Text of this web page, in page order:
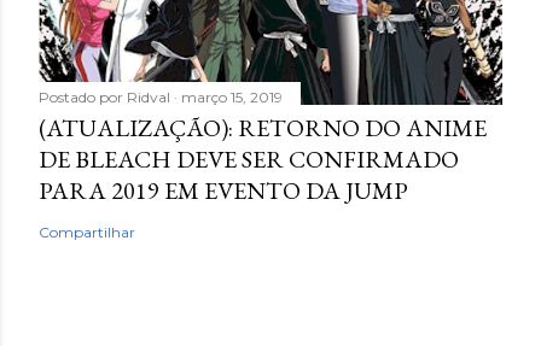
Postado por Ridval março 15, 2019
(ATUALIZAÇÃO): RETORNO DO ANIME
DE BLEACH DEVE SER CONFIRMADO
PARA 2019 EM EVENTO DA JUMP
Compartilhar